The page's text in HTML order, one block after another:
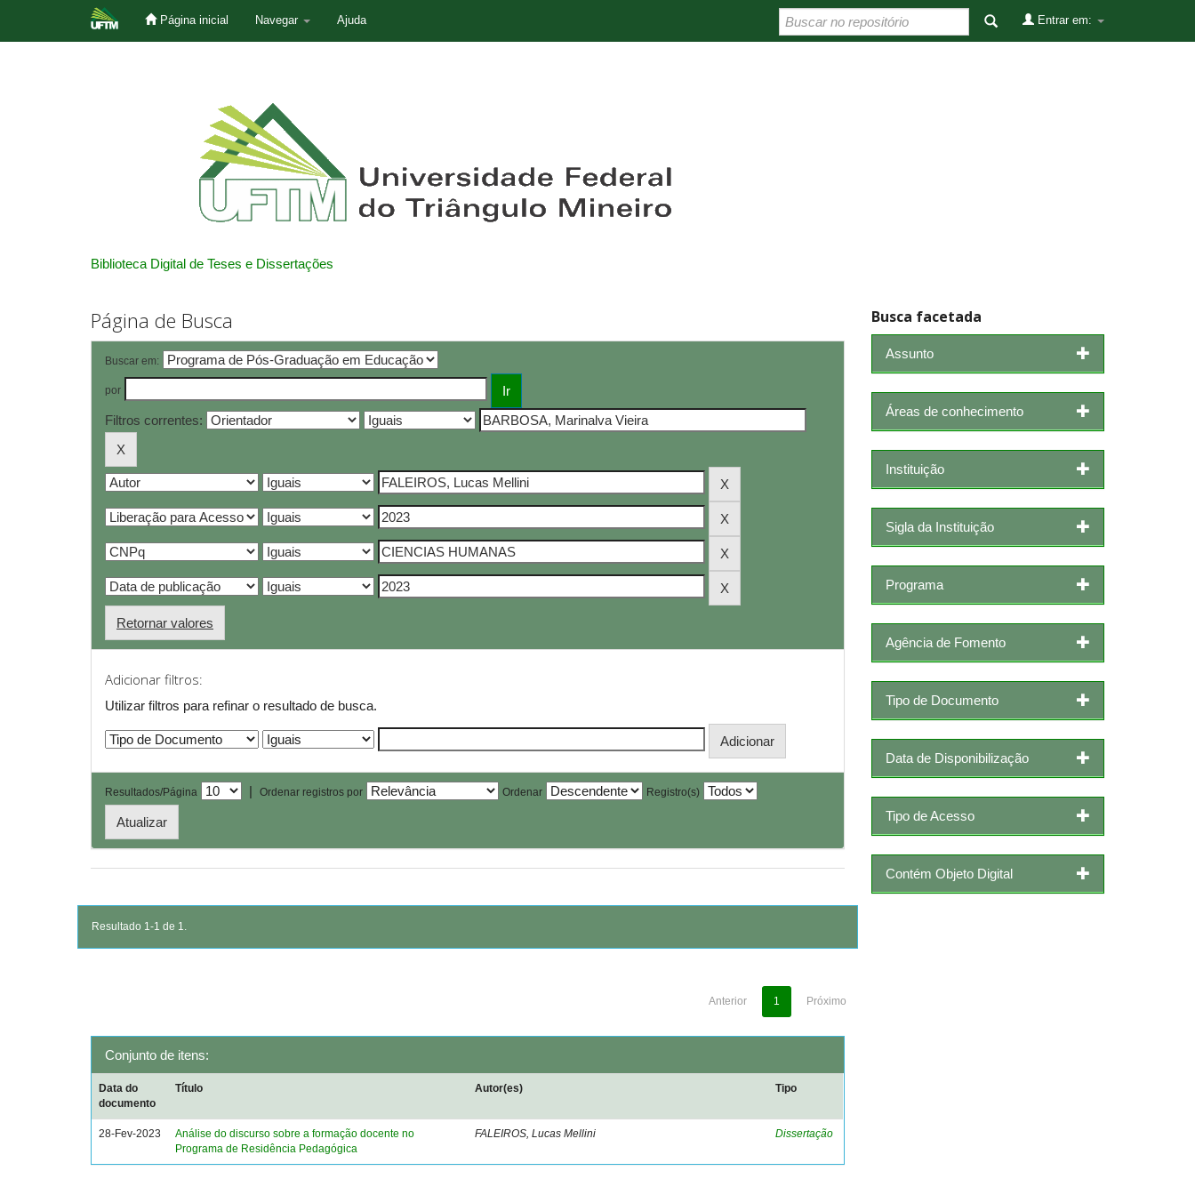
Página inicial Navegar Ajuda Entrar em:
Biblioteca Digital de Teses e Dissertações
Página de Busca
Buscar em:
por
Filtros correntes:
Retornar valores
Adicionar filtros:
Utilizar filtros para refinar o resultado de busca.
Resultados/Página | Ordenar registros por Ordenar Registro(s)
Resultado 1-1 de 1.
Anterior 1 Próximo
Conjunto de itens:
Data do
documento
Título Autor(es) Tipo
28-Fev-2023
Análise do discurso sobre a formação docente no
Programa de Residência Pedagógica
FALEIROS, Lucas Mellini Dissertação
Busca facetada
Assunto
Áreas de conhecimento
Instituição
Sigla da Instituição
Programa
Agência de Fomento
Tipo de Documento
Data de Disponibilização
Tipo de Acesso
Contém Objeto Digital